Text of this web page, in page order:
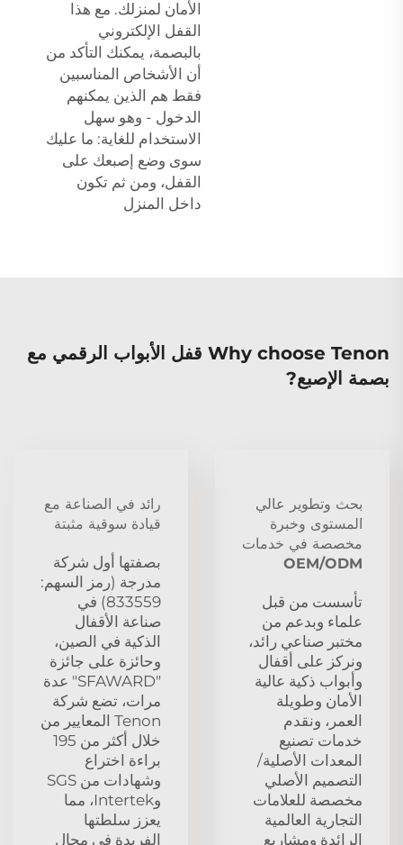
الأمان لمنزلك. مع هذا
القفل الإلكتروني
بالبصمة، يمكنك التأكد من
أن الأشخاص المناسبين
فقط هم الذين يمكنهم
الدخول - وهو سهل
الاستخدام للغاية: ما عليك
سوى وضع إصبعك على
القفل، ومن ثم تكون
داخل المنزل
Why choose Tenon قفل الأبواب الرقمي مع
بصمة الإصبع?
بحث وتطوير عالي
المستوى وخبرة
مخصصة في خدمات
OEM/ODM
تأسست من قبل
علماء وبدعم من
مختبر صناعي رائد،
ونركز على أقفال
وأبواب ذكية عالية
الأمان وطويلة
العمر، ونقدم
خدمات تصنيع
المعدات الأصلية/
التصميم الأصلي
مخصصة للعلامات
التجارية العالمية
الرائدة ومشاريع
رائد في الصناعة مع
قيادة سوقية مثبتة
بصفتها أول شركة
مدرجة (رمز السهم:
833559) في
صناعة الأقفال
الذكية في الصين،
وحائزة على جائزة
"SFAWARD" عدة
مرات، تضع شركة
Tenon المعايير من
خلال أكثر من 195
براءة اختراع
وشهادات من SGS
وIntertek، مما
يعزز سلطتها
الفريدة في مجال